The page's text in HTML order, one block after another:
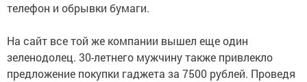
телефон и обрывки бумаги.
На сайт все той же компании вышел еще один
зеленодолец. 30-летнего мужчину также привлекло
предложение покупки гаджета за 7500 рублей. Проведя